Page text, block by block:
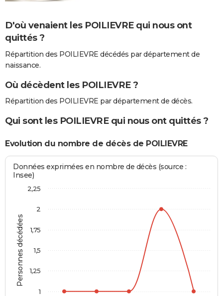
D'où venaient les POILIEVRE qui nous ont
quittés ?
Répartition des POILIEVRE décédés par département de
naissance.
Où décèdent les POILIEVRE ?
Répartition des POILIEVRE par département de décès.
Qui sont les POILIEVRE qui nous ont quittés ?
Evolution du nombre de décès de POILIEVRE
Personnes décédées
Données exprimées en nombre de décès (source :
Insee)
1
1,25
1,5
1,75
2
2,25